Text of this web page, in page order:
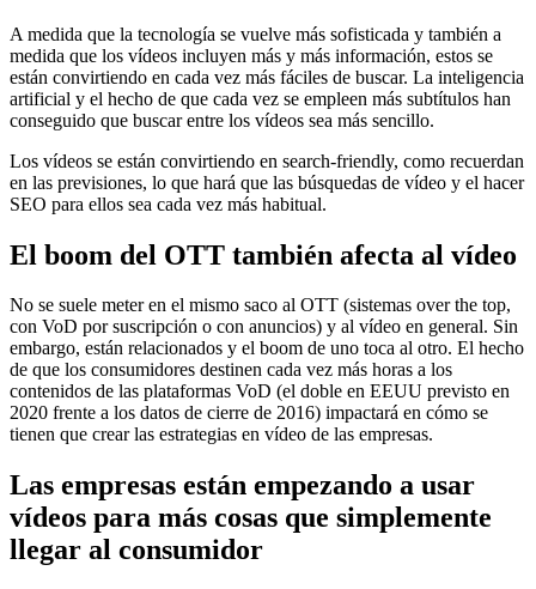
A medida que la tecnología se vuelve más sofisticada y también a
medida que los vídeos incluyen más y más información, estos se
están convirtiendo en cada vez más fáciles de buscar. La inteligencia
artificial y el hecho de que cada vez se empleen más subtítulos han
conseguido que buscar entre los vídeos sea más sencillo.
Los vídeos se están convirtiendo en search-friendly, como recuerdan
en las previsiones, lo que hará que las búsquedas de vídeo y el hacer
SEO para ellos sea cada vez más habitual.
El boom del OTT también afecta al vídeo
No se suele meter en el mismo saco al OTT (sistemas over the top,
con VoD por suscripción o con anuncios) y al vídeo en general. Sin
embargo, están relacionados y el boom de uno toca al otro. El hecho
de que los consumidores destinen cada vez más horas a los
contenidos de las plataformas VoD (el doble en EEUU previsto en
2020 frente a los datos de cierre de 2016) impactará en cómo se
tienen que crear las estrategias en vídeo de las empresas.
Las empresas están empezando a usar
vídeos para más cosas que simplemente
llegar al consumidor